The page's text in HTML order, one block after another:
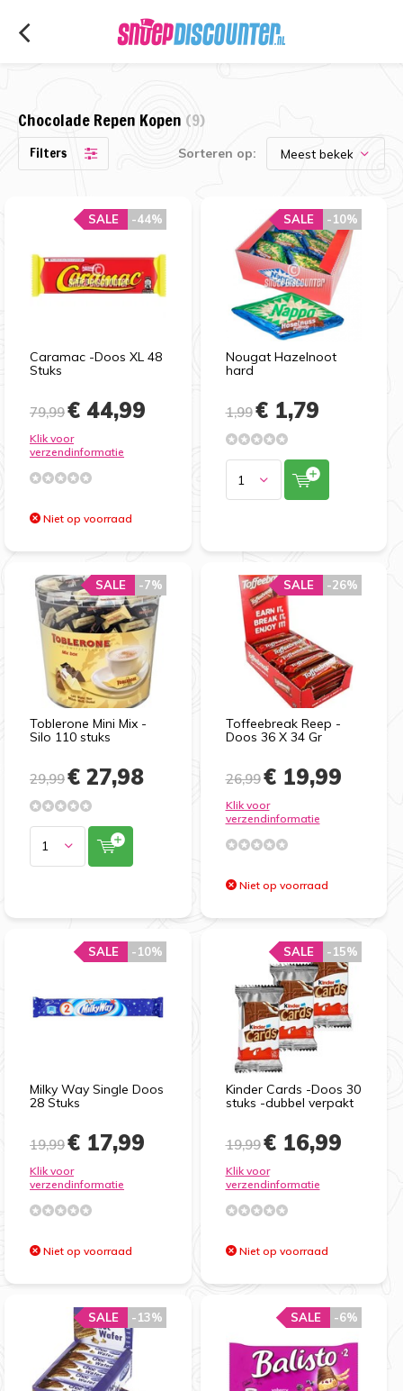
Chocolade Repen Kopen (9)
Filters Sorteren op:
Caramac -Doos XL 48
Stuks
-44%
SALE
79,99€ 44,99
Klik voor
verzendinformatie
Niet op voorraad
Nougat Hazelnoot
hard
-10%
SALE
1,99€ 1,79
Toblerone Mini Mix -
Silo 110 stuks
-7%
SALE
29,99€ 27,98
Toffeebreak Reep -
Doos 36 X 34 Gr
-26%
SALE
26,99€ 19,99
Klik voor
verzendinformatie
Niet op voorraad
Milky Way Single Doos
28 Stuks
-10%
SALE
19,99€ 17,99
Klik voor
verzendinformatie
Niet op voorraad
Kinder Cards -Doos 30
stuks -dubbel verpakt
-15%
SALE
19,99€ 16,99
Klik voor
verzendinformatie
Niet op voorraad
-13%
SALE -6%
SALE